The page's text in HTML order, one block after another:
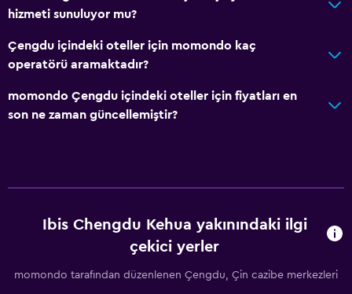
hizmeti sunuluyor mu?
Çengdu içindeki oteller için momondo kaç
operatörü aramaktadır?
momondo Çengdu içindeki oteller için fiyatları en
son ne zaman güncellemiştir?
Ibis Chengdu Kehua yakınındaki ilgi
çekici yerler
momondo tarafından düzenlenen Çengdu, Çin cazibe merkezleri